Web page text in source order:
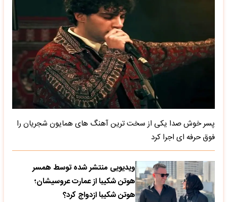
پسر خوش صدا یکی از سخت ترین آهنگ های همایون شجریان را
فوق حرفه ای اجرا کرد
ویدیویی منتشر شده توسط همسر
هوتن شکیبا از عمارت عروسیشان؛
هوتن شکیبا ازدواج کرد؟